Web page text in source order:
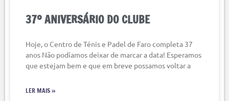
37º ANIVERSÁRIO DO CLUBE
Hoje, o Centro de Ténis e Padel de Faro completa 37
anos Não podíamos deixar de marcar a data! Esperamos
que estejam bem e que em breve possamos voltar a
LER MAIS »